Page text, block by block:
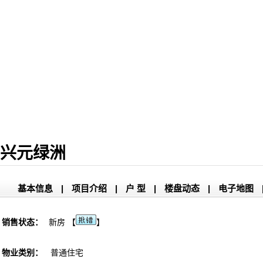
兴元绿洲
基本信息 | 项目介绍 | 户 型 | 楼盘动态 | 电子地图
销售状态： 新房 【 】
物业类别：
普通住宅